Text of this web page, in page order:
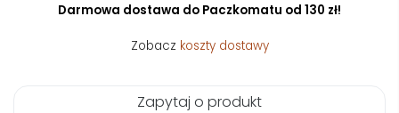
Darmowa dostawa do Paczkomatu od 130 zł!
Zobacz koszty dostawy
Zapytaj o produkt